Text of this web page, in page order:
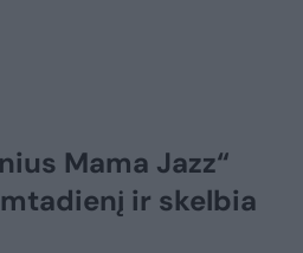
Mama Jazz“
ir skelbia